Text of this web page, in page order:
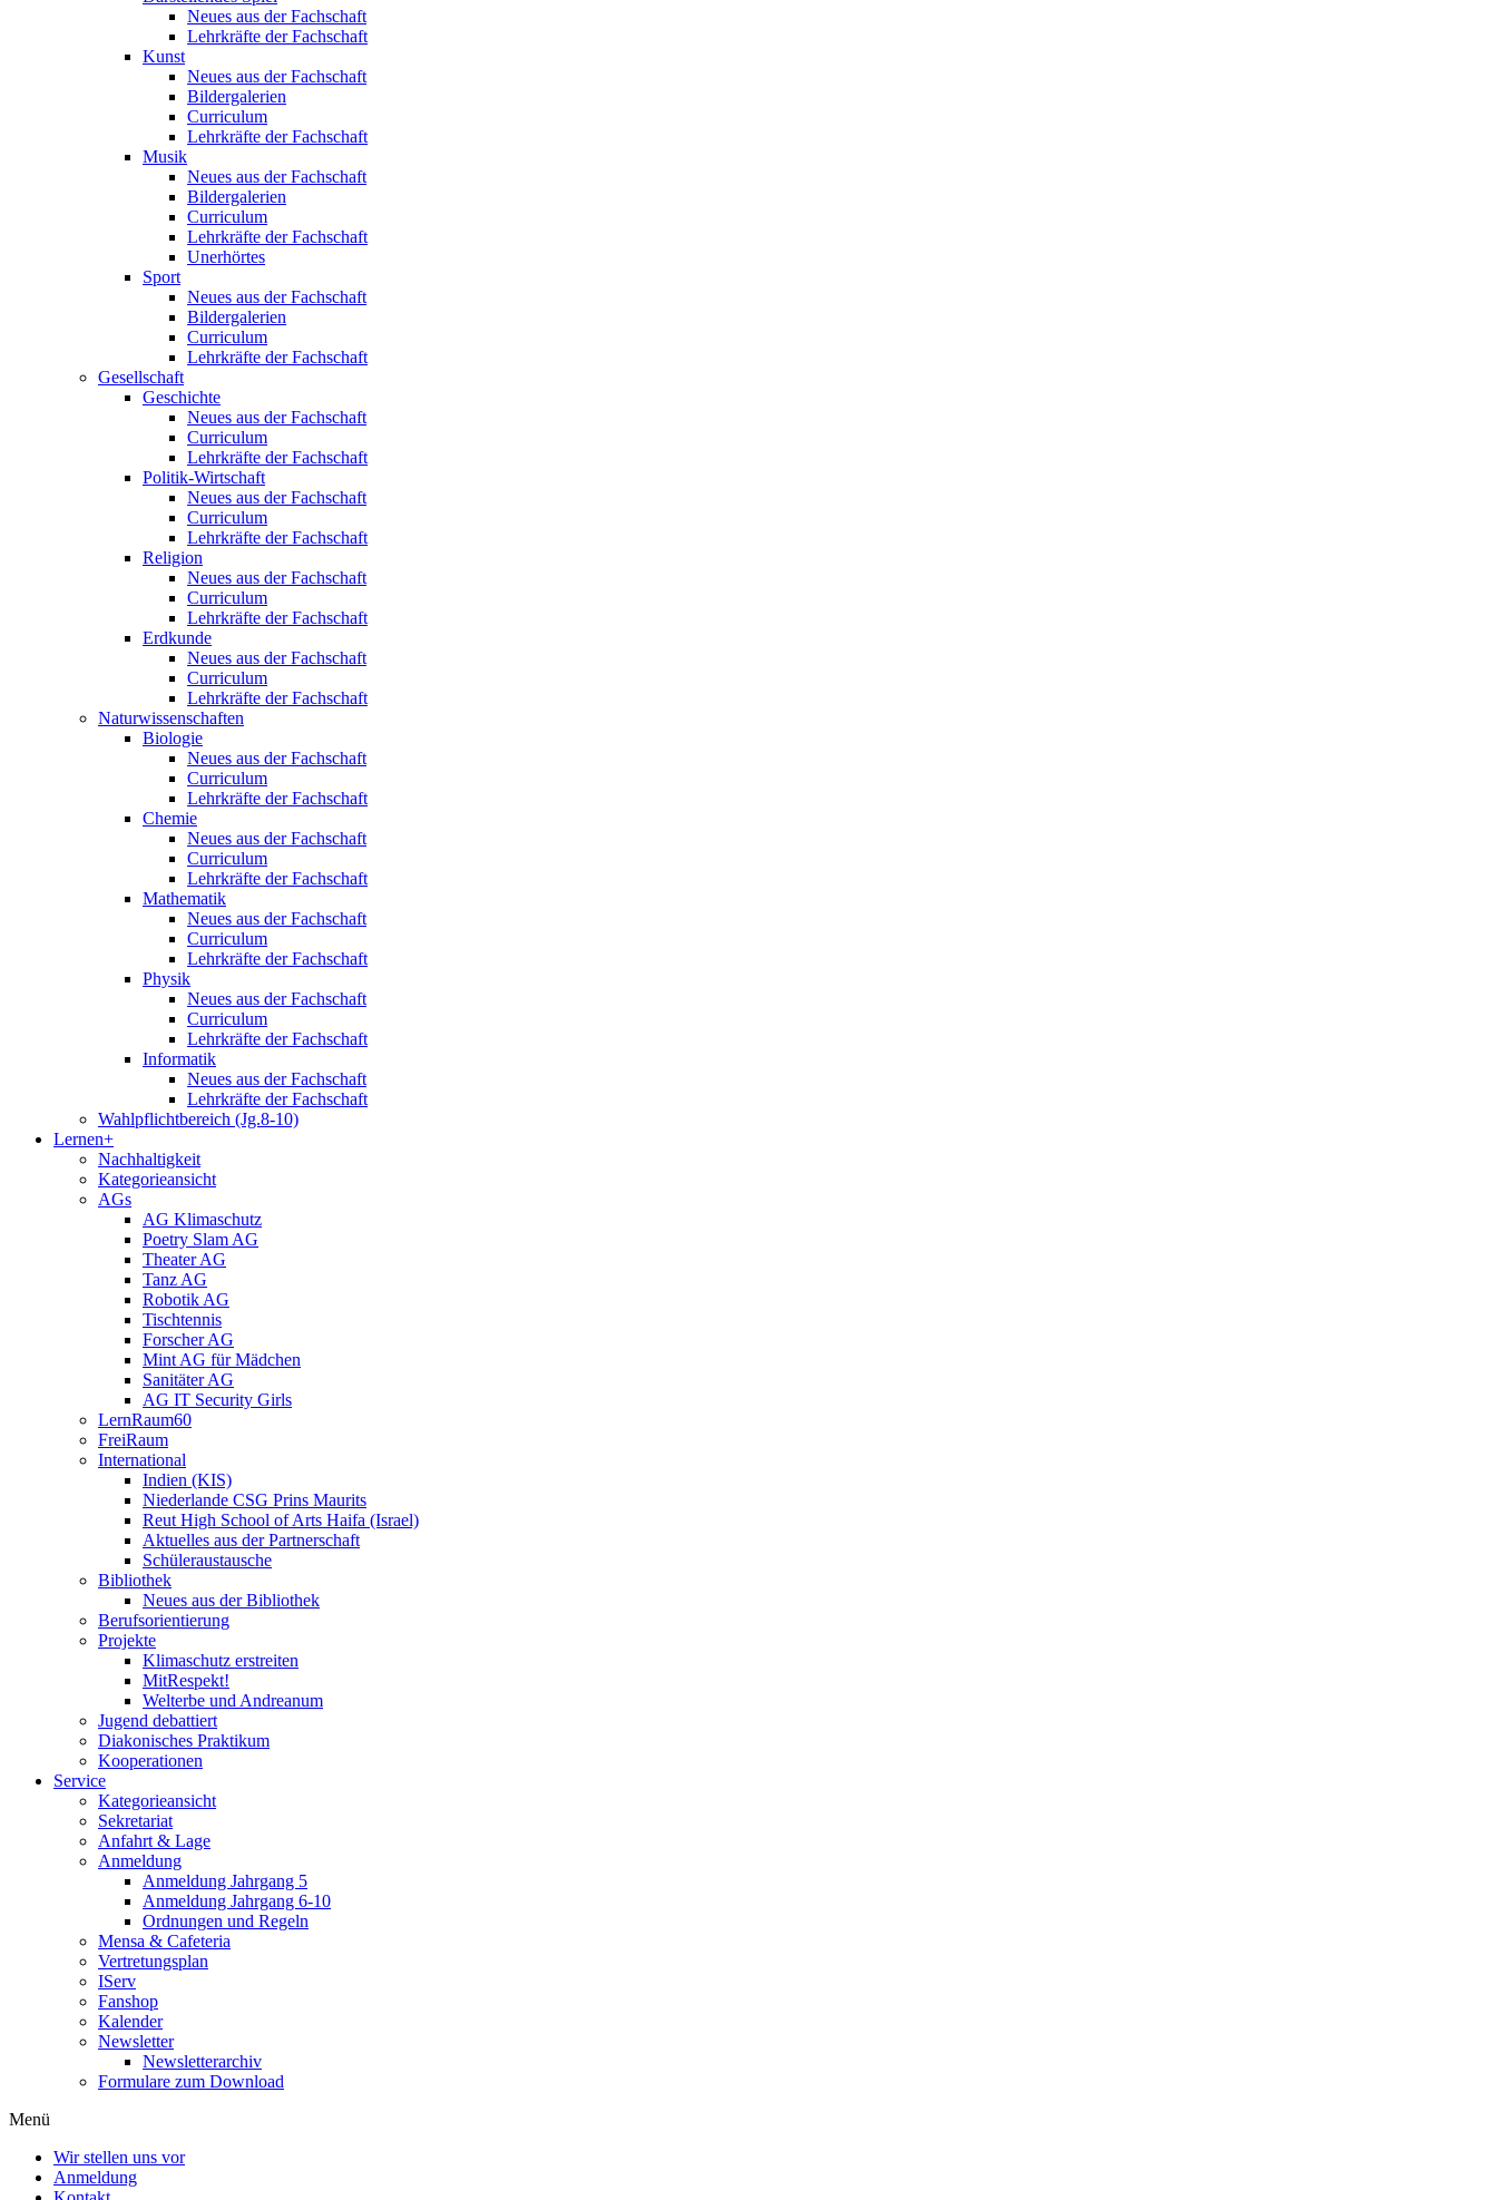
Neues aus der Fachschaft
Lehrkräfte der Fachschaft
Kunst
Neues aus der Fachschaft
Bildergalerien
Curriculum
Lehrkräfte der Fachschaft
Musik
Neues aus der Fachschaft
Bildergalerien
Curriculum
Lehrkräfte der Fachschaft
Unerhörtes
Sport
Neues aus der Fachschaft
Bildergalerien
Curriculum
Lehrkräfte der Fachschaft
Gesellschaft
Geschichte
Neues aus der Fachschaft
Curriculum
Lehrkräfte der Fachschaft
Politik-Wirtschaft
Neues aus der Fachschaft
Curriculum
Lehrkräfte der Fachschaft
Religion
Neues aus der Fachschaft
Curriculum
Lehrkräfte der Fachschaft
Erdkunde
Neues aus der Fachschaft
Curriculum
Lehrkräfte der Fachschaft
Naturwissenschaften
Biologie
Neues aus der Fachschaft
Curriculum
Lehrkräfte der Fachschaft
Chemie
Neues aus der Fachschaft
Curriculum
Lehrkräfte der Fachschaft
Mathematik
Neues aus der Fachschaft
Curriculum
Lehrkräfte der Fachschaft
Physik
Neues aus der Fachschaft
Curriculum
Lehrkräfte der Fachschaft
Informatik
Neues aus der Fachschaft
Lehrkräfte der Fachschaft
Wahlpflichtbereich (Jg.8-10)
Lernen+
Nachhaltigkeit
Kategorieansicht
AGs
AG Klimaschutz
Poetry Slam AG
Theater AG
Tanz AG
Robotik AG
Tischtennis
Forscher AG
Mint AG für Mädchen
Sanitäter AG
AG IT Security Girls
LernRaum60
FreiRaum
International
Indien (KIS)
Niederlande CSG Prins Maurits
Reut High School of Arts Haifa (Israel)
Aktuelles aus der Partnerschaft
Schüleraustausche
Bibliothek
Neues aus der Bibliothek
Berufsorientierung
Projekte
Klimaschutz erstreiten
MitRespekt!
Welterbe und Andreanum
Jugend debattiert
Diakonisches Praktikum
Kooperationen
Service
Kategorieansicht
Sekretariat
Anfahrt & Lage
Anmeldung
Anmeldung Jahrgang 5
Anmeldung Jahrgang 6-10
Ordnungen und Regeln
Mensa & Cafeteria
Vertretungsplan
IServ
Fanshop
Kalender
Newsletter
Newsletterarchiv
Formulare zum Download
Menü
Wir stellen uns vor
Anmeldung